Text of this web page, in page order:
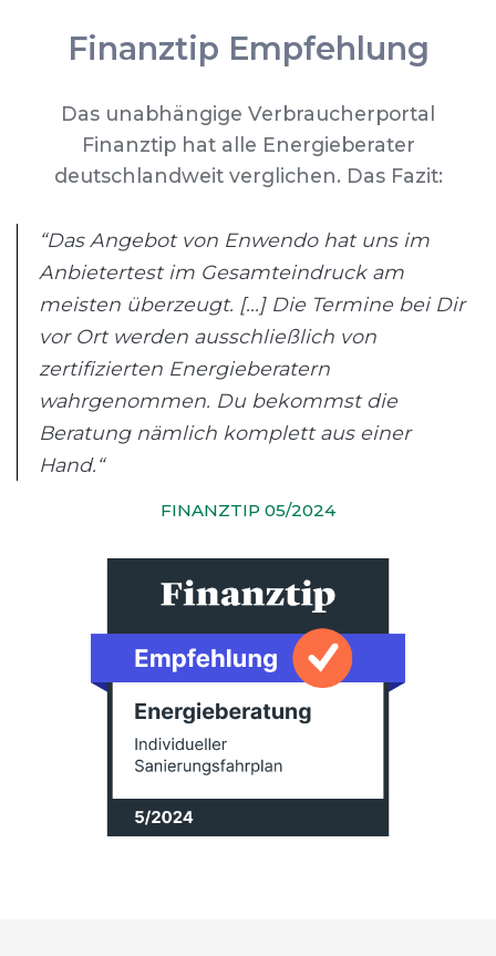
Finanztip Empfehlung
Das unabhängige Verbraucherportal
Finanztip hat alle Energieberater
deutschlandweit verglichen. Das Fazit:
“Das Angebot von Enwendo hat uns im
Anbietertest im Gesamteindruck am
meisten überzeugt. [...] Die Termine bei Dir
vor Ort werden ausschließlich von
zertifizierten Energieberatern
wahrgenommen. Du bekommst die
Beratung nämlich komplett aus einer
Hand.“
FINANZTIP 05/2024